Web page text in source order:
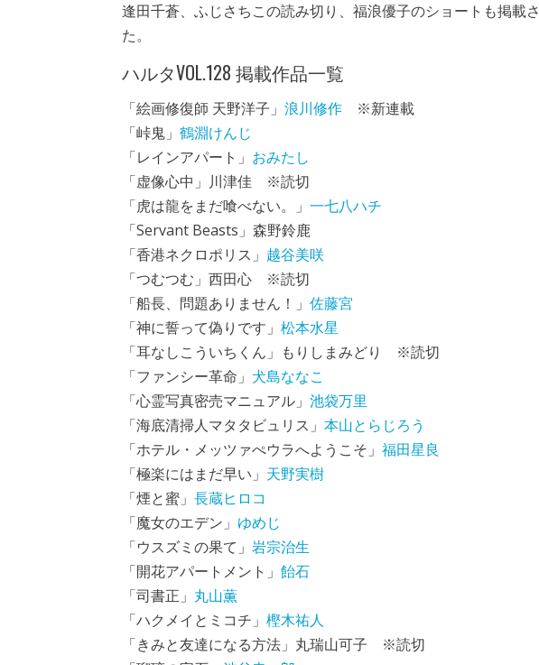
逢田千蒼、ふじさちこの読み切り、福浪優子のショートも掲載
た。
ハルタVOL.128 掲載作品一覧
「絵画修復師 天野洋子」 浪川修作※新連載
「峠鬼」 鶴淵けんじ
「レインアパート」 おみたし
「虚像心中」川津佳 ※読切
「虎は龍をまだ喰べない。」 一七八ハチ
「Servant Beasts」森野鈴鹿
「香港ネクロポリス」 越谷美咲
「つむつむ」西田心 ※読切
「船長、問題ありません！」 佐藤宮
「神に誓って偽りです」 松本水星
「耳なしこういちくん」もりしまみどり ※読切
「ファンシー革命」 犬島ななこ
「心霊写真密売マニュアル」 池袋万里
「海底清掃人マタタビュリス」 本山とらじろう
「ホテル・メッツァぺウラへようこそ」 福田星良
「極楽にはまだ早い」 天野実樹
「煙と蜜」 長蔵ヒロコ
「魔女のエデン」 ゆめじ
「ウスズミの果て」 岩宗治生
「開花アパートメント」 飴石
「司書正」 丸山薫
「ハクメイとミコチ」 樫木祐人
「きみと友達になる方法」丸瑞山可子 ※読切